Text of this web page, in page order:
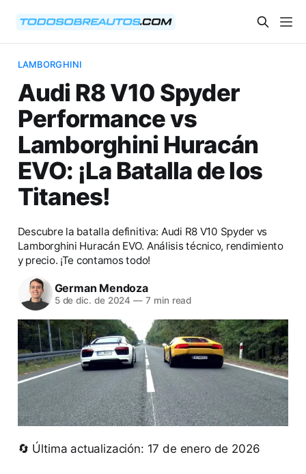
LAMBORGHINI
Audi R8 V10 Spyder
Performance vs
Lamborghini Huracán
EVO: ¡La Batalla de los
Titanes!
Descubre la batalla definitiva: Audi R8 V10 Spyder vs
Lamborghini Huracán EVO. Análisis técnico, rendimiento
y precio. ¡Te contamos todo!
German Mendoza
5 de dic. de 2024 — 7 min read
🔄 Última actualización: 17 de enero de 2026